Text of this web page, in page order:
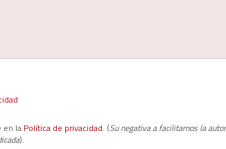
en la Política de privacidad. (Su negativa a facilitarnos la
).